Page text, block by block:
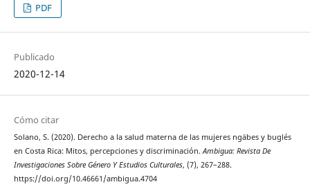
PDF
Publicado
2020-12-14
Cómo citar
Solano, S. (2020). Derecho a la salud materna de las mujeres ngäbes y buglés
en Costa Rica: Mitos, percepciones y discriminación.Ambigua: Revista De
Investigaciones Sobre Género Y Estudios Culturales, (7), 267–288.
https://doi.org/10.46661/ambigua.4704